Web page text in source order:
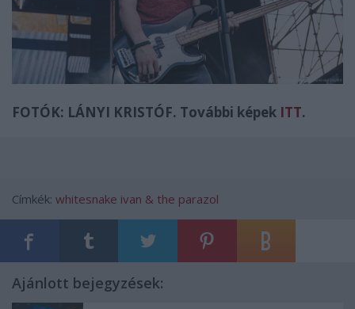
FOTÓK: LÁNYI KRISTÓF. További képek ITT.
Címkék: whitesnake ivan & the parazol
Ajánlott bejegyzések: